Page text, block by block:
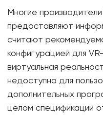
Многие
предоставляют
считают
конфигурацией для
виртуальная
недоступна для
дополнительных
целом спецификации